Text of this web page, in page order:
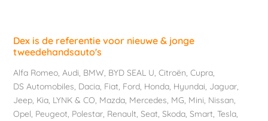
Dex is de referentie voor nieuwe & jonge
tweedehandsauto's
Alfa Romeo Audi BMW BYD SEAL U ,Citroën ,Cupra
DS Automobiles Dacia Fiat Ford Honda Hyundai Jaguar
Jeep Kia LYNK & CO Mazda Mercedes MG Mini Nissan
Opel Peugeot Polestar Renault ,Seat ,Skoda ,Smart ,Tesla